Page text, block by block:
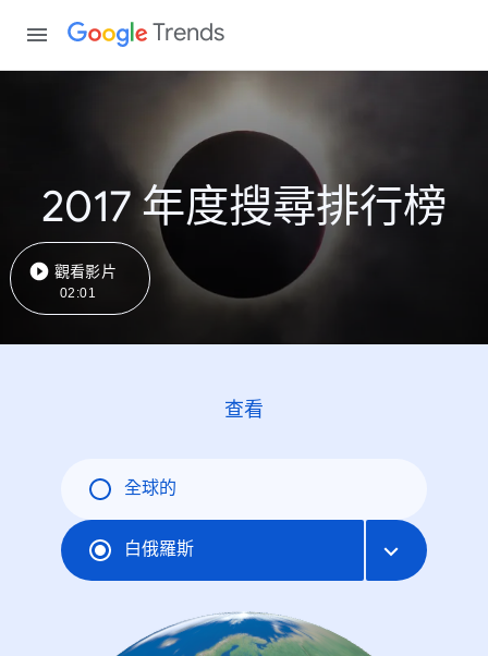
Trends
2017 年度搜尋排行榜
觀看影片
02:01
查看
全球的
白俄羅斯